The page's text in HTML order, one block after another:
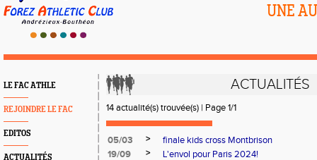
UNE
LE FAC ATHLE
REJOINDRE LE FAC
EDITOS
ACTUALITÉS
ACTUALITÉS
14 actualité(s) trouvée(s) | Page 1/1
05/03 >
finale kids cross Montbrison
19/09
>
L'envol pour Paris 2024!